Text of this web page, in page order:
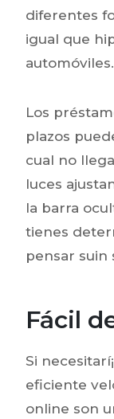
diferentes
igual que
automóviles.
Los
plazos
cual no
luces
la barra
tienes
pensar suin
Fácil
Si
eficiente
online son